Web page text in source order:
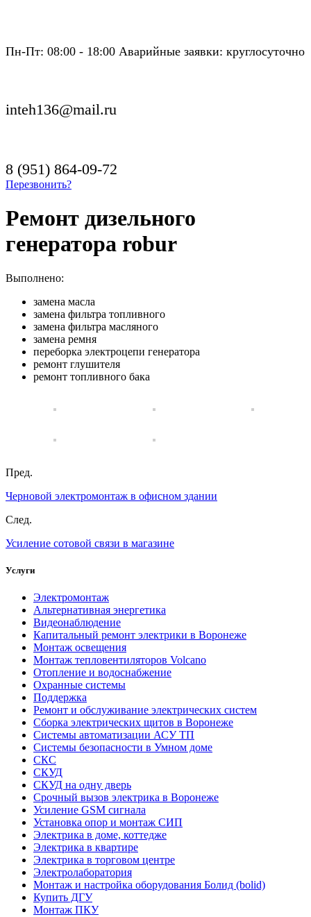
Пн-Пт: 08:00 - 18:00 Аварийные заявки: круглосуточно
inteh136@mail.ru
8 (951) 864-09-72
Перезвонить?
Ремонт дизельного
генератора robur
Выполнено:
замена масла
замена фильтра топливного
замена фильтра масляного
замена ремня
переборка электроцепи генератора
ремонт глушителя
ремонт топливного бака
Пред.
Черновой электромонтаж в офисном здании
След.
Усиление сотовой связи в магазине
Услуги
Электромонтаж
Альтернативная энергетика
Видеонаблюдение
Капитальный ремонт электрики в Воронеже
Монтаж освещения
Монтаж тепловентиляторов Volcano
Отопление и водоснабжение
Охранные системы
Поддержка
Ремонт и обслуживание электрических систем
Сборка электрических щитов в Воронеже
Системы автоматизации АСУ ТП
Системы безопасности в Умном доме
СКС
СКУД
СКУД на одну дверь
Срочный вызов электрика в Воронеже
Усиление GSM сигнала
Установка опор и монтаж СИП
Электрика в доме, коттедже
Электрика в квартире
Электрика в торговом центре
Электролаборатория
Монтаж и настройка оборудования Болид (bolid)
Купить ДГУ
Монтаж ПКУ